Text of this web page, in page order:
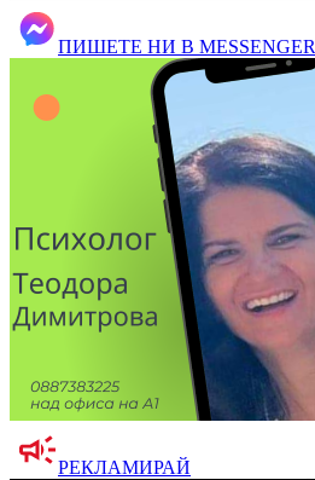
ПИШЕТЕ НИ В MESSENGER
РЕКЛАМИРАЙ